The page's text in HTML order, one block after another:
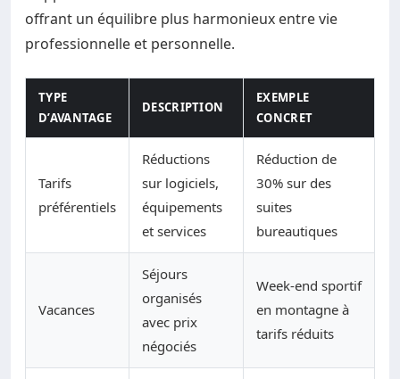
offrant un équilibre plus harmonieux entre vie
professionnelle et personnelle.
TYPE
D’AVANTAGE
DESCRIPTION
EXEMPLE
CONCRET
Tarifs
préférentiels
Réductions
sur logiciels,
équipements
et services
Réduction de
30% sur des
suites
bureautiques
Vacances
Séjours
organisés
avec prix
négociés
Week-end sportif
en montagne à
tarifs réduits